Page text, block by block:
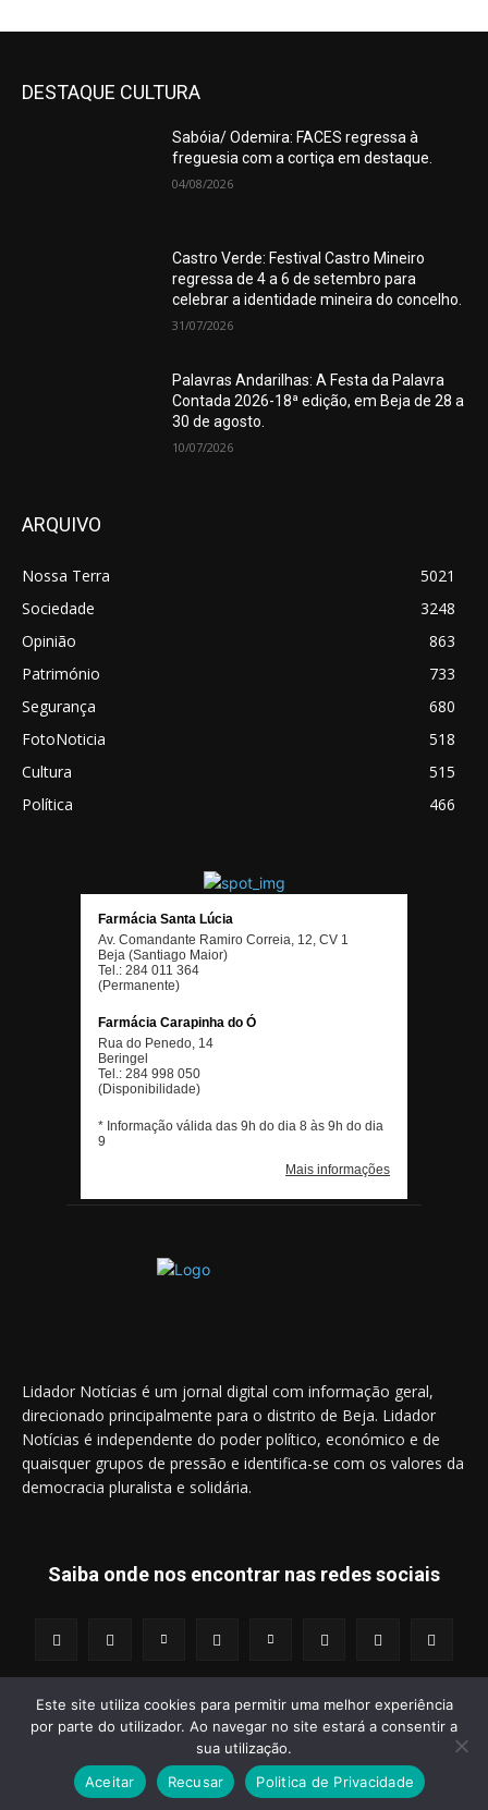
DESTAQUE CULTURA
Sabóia/ Odemira: FACES regressa à
freguesia com a cortiça em destaque.
04/08/2026
Castro Verde: Festival Castro Mineiro
regressa de 4 a 6 de setembro para
celebrar a identidade mineira do concelho.
31/07/2026
Palavras Andarilhas: A Festa da Palavra
Contada 2026-18ª edição, em Beja de 28 a
30 de agosto.
10/07/2026
ARQUIVO
Nossa Terra
5021
Sociedade
3248
Opinião
863
Património
733
Segurança
680
FotoNoticia
518
Cultura
515
Política
466
Lidador Notícias é um jornal digital com informação geral,
direcionado principalmente para o distrito de Beja. Lidador
Notícias é independente do poder político, económico e de
quaisquer grupos de pressão e identifica-se com os valores da
democracia pluralista e solidária.
Saiba onde nos encontrar nas redes sociais
© 2014 - 2025 Lidador Notícias. | Todos os Direitos Reservados.
Termos e Condições Política de Privacidade Publicidade
Este site utiliza cookies para permitir uma melhor experiência
por parte do utilizador. Ao navegar no site estará a consentir a
sua utilização.
Aceitar
Recusar Politica de Privacidade